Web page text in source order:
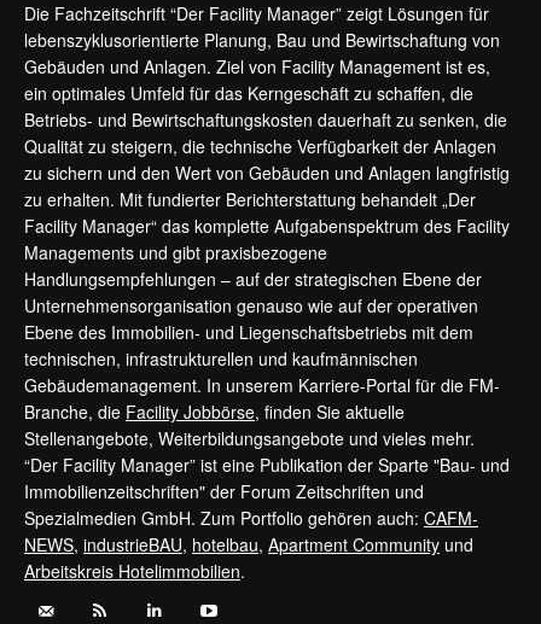
Die Fachzeitschrift “Der Facility Manager” zeigt Lösungen für
lebenszyklusorientierte Planung, Bau und Bewirtschaftung von
Gebäuden und Anlagen. Ziel von Facility Management ist es,
ein optimales Umfeld für das Kerngeschäft zu schaffen, die
Betriebs- und Bewirtschaftungskosten dauerhaft zu senken, die
Qualität zu steigern, die technische Verfügbarkeit der Anlagen
zu sichern und den Wert von Gebäuden und Anlagen langfristig
zu erhalten. Mit fundierter Berichterstattung behandelt „Der
Facility Manager“ das komplette Aufgabenspektrum des Facility
Managements und gibt praxisbezogene
Handlungsempfehlungen – auf der strategischen Ebene der
Unternehmensorganisation genauso wie auf der operativen
Ebene des Immobilien- und Liegenschaftsbetriebs mit dem
technischen, infrastrukturellen und kaufmännischen
Gebäudemanagement. In unserem Karriere-Portal für die FM-
Branche, die Facility Jobbörse, finden Sie aktuelle
Stellenangebote, Weiterbildungsangebote und vieles mehr.
“Der Facility Manager” ist eine Publikation der Sparte "Bau- und
Immobilienzeitschriften" der Forum Zeitschriften und
Spezialmedien GmbH. Zum Portfolio gehören auch: CAFM-
NEWS, industrieBAU, hotelbau, Apartment Community und
Arbeitskreis Hotelimmobilien.